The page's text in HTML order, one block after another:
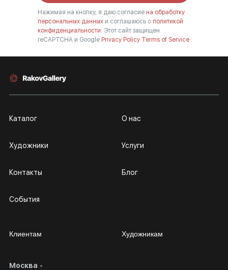
Нажимая на кнопку, я даю согласие на обработку
персональных данных и соглашаюсь с политикой
конфиденциальности. Этот сайт защищен
reCAPTCHA и Google Privacy Policy Terms of Service
Москва
Каталог
Художники
Контакты
События
О нас
Услуги
Блог
Клиентам
Личный кабинет
Художникам
Сотрудничество